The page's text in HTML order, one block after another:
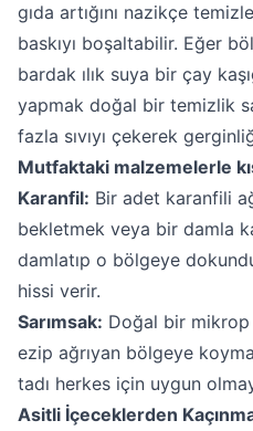
gıda artığını nazikçe
baskıyı boşaltabilir. Eğer
bardak ılık suya bir çay
yapmak doğal bir temizlik
fazla sıvıyı çekerek
Mutfaktaki malzemelerle
Karanfil: Bir adet karanfili
bekletmek veya bir damla
damlatıp o bölgeye
hissi verir.
Sarımsak: Doğal bir mikrop
ezip ağrıyan bölgeye
tadı herkes için uygun
Asitli İçeceklerden